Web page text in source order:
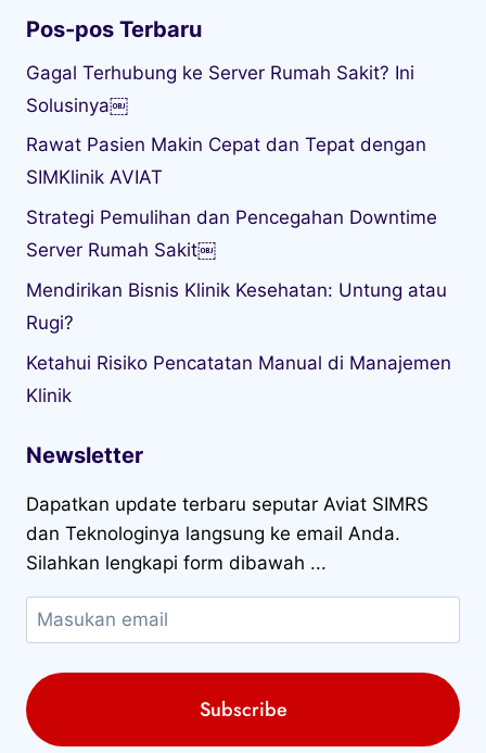
Pos-pos Terbaru
Gagal Terhubung ke Server Rumah Sakit? Ini
Solusinya￼
Rawat Pasien Makin Cepat dan Tepat dengan
SIMKlinik AVIAT
Strategi Pemulihan dan Pencegahan Downtime
Server Rumah Sakit￼
Mendirikan Bisnis Klinik Kesehatan: Untung atau
Rugi?
Ketahui Risiko Pencatatan Manual di Manajemen
Klinik
Newsletter
Dapatkan update terbaru seputar Aviat SIMRS
dan Teknologinya langsung ke email Anda.
Silahkan lengkapi form dibawah ...